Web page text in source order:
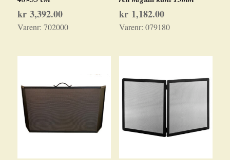
kr3,392.00
Varenr: 702000
kr1,182.00
Varenr: 079180